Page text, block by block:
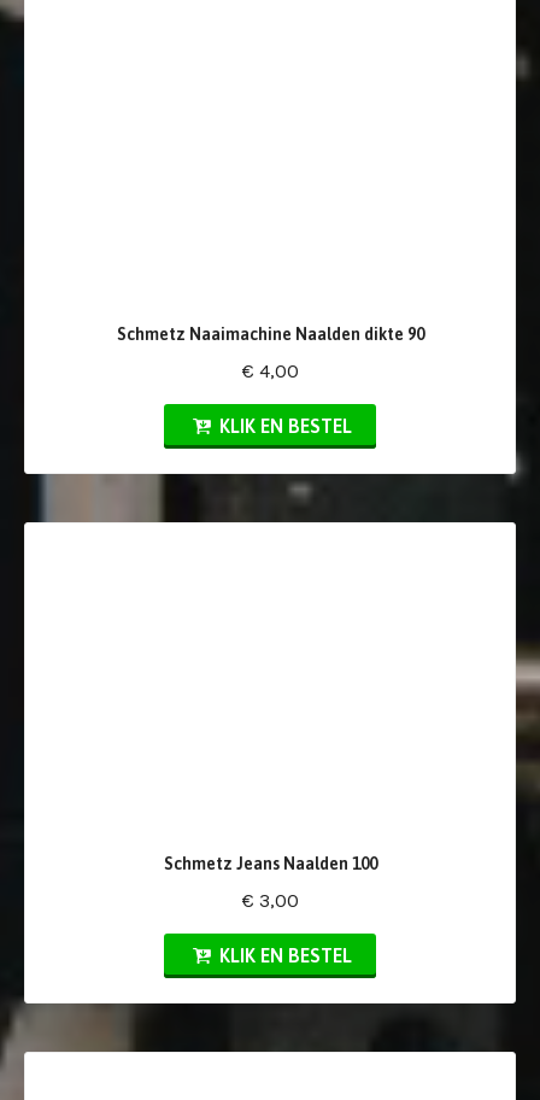
Schmetz Naaimachine Naalden dikte 90
€ 4,00
KLIK EN BESTEL
Schmetz Jeans Naalden 100
€ 3,00
KLIK EN BESTEL